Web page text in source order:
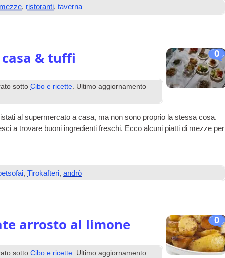
mezze, ristoranti,taverna
0
& tuffi
sottoCibo e ricette . Ultimo aggiornamento
al supermercato a casa, ma non sono proprio la stessa cosa.
a trovare buoni ingredienti freschi. Ecco alcuni piatti di mezze per
,Tirokafteri,andrò
0
arrosto al limone
sottoCibo e ricette. Ultimo aggiornamento